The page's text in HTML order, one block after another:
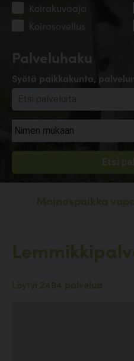
Palveluhaku
Syötä paikkakunta,
Koirakuvaaja
Koirasovellus
Mainospaikka
Löytyi 2494 palvelua